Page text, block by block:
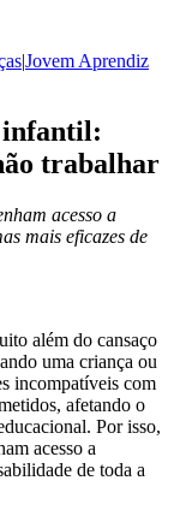
|Jovem Aprendiz
infantil:
trabalhar
acesso a
mais eficazes de
além do cansaço
uma criança ou
incompatíveis com
afetando o
Por isso,
acesso a
de toda a